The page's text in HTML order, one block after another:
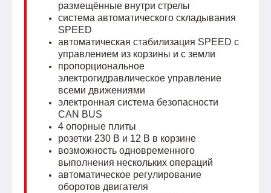
размещённые внутри стрелы
система автоматического складывания
SPEED
автоматическая стабилизация SPEED с
управлением из корзины и с земли
пропорциональное
электрогидравлическое управление
всеми движениями
электронная система безопасности
CAN BUS
4 опорные плиты
розетки 230 В и 12 В в корзине
возможность одновременного
выполнения нескольких операций
автоматическое регулирование
оборотов двигателя